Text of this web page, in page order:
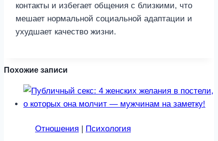
Похожие записи
Отношения Психология